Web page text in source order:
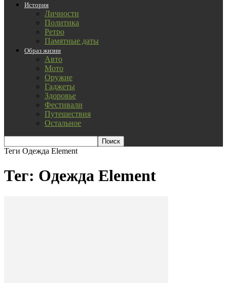
История
Личности
Политика
Ретро
Памятные даты
Образ жизни
Авто
Мото
Оружие
Гаджеты
Здоровье
Фестивали
Путешествия
Остальное
Теги Одежда Element
Тег: Одежда Element